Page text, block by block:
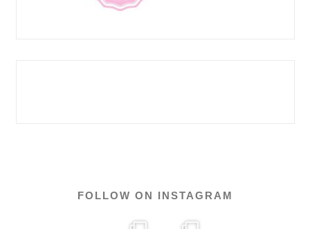
FOLLOW ON INSTAGRAM